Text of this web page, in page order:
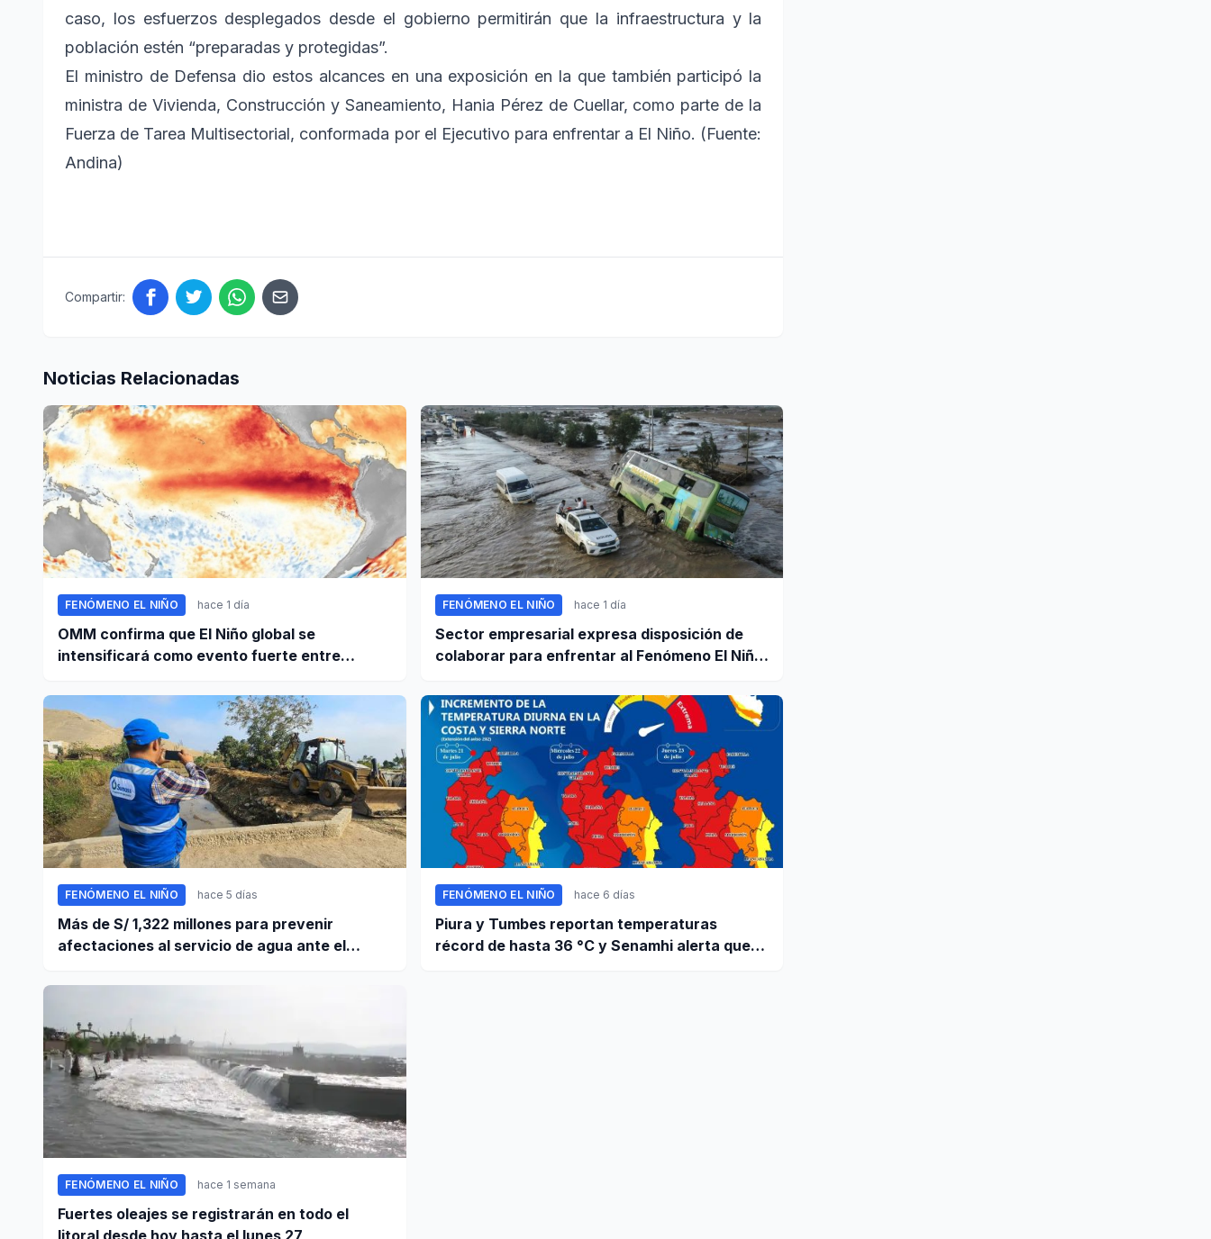
caso, los esfuerzos desplegados desde el gobierno permitirán que la infraestructura y la
población estén “preparadas y protegidas”.
El ministro de Defensa dio estos alcances en una exposición en la que también participó la
ministra de Vivienda, Construcción y Saneamiento, Hania Pérez de Cuellar, como parte de la
Fuerza de Tarea Multisectorial, conformada por el Ejecutivo para enfrentar a El Niño. (Fuente:
Andina)
Compartir:
Noticias Relacionadas
FENÓMENO EL NIÑO hace 1 día
OMM confirma que El Niño global se
intensificará como evento fuerte entre
FENÓMENO EL NIÑO hace 1 día
Sector empresarial expresa disposición de
colaborar para enfrentar al Fenómeno El Niño,
FENÓMENO EL NIÑO hace 5 días
Más de S/ 1,322 millones para prevenir
afectaciones al servicio de agua ante el
FENÓMENO EL NIÑO hace 6 días
Piura y Tumbes reportan temperaturas
récord de hasta 36 °C y Senamhi alerta que
FENÓMENO EL NIÑO hace 1 semana
Fuertes oleajes se registrarán en todo el
litoral desde hoy hasta el lunes 27